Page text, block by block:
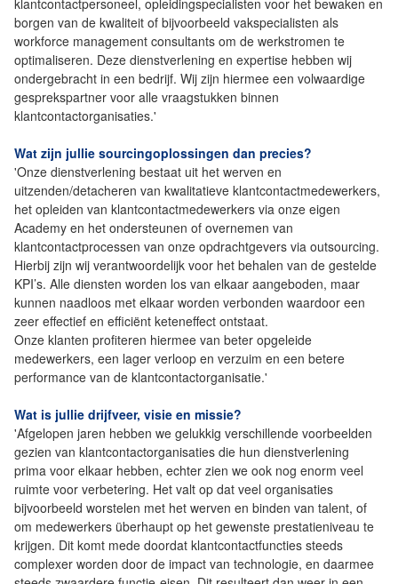
klantcontactpersoneel, opleidingspecialisten voor het bewaken en
borgen van de kwaliteit of bijvoorbeeld vakspecialisten als
workforce management consultants om de werkstromen te
optimaliseren. Deze dienstverlening en expertise hebben wij
ondergebracht in een bedrijf. Wij zijn hiermee een volwaardige
gesprekspartner voor alle vraagstukken binnen
klantcontactorganisaties.'
Wat zijn jullie sourcingoplossingen dan precies?
'Onze dienstverlening bestaat uit het werven en
uitzenden/detacheren van kwalitatieve klantcontactmedewerkers,
het opleiden van klantcontactmedewerkers via onze eigen
Academy en het ondersteunen of overnemen van
klantcontactprocessen van onze opdrachtgevers via outsourcing.
Hierbij zijn wij verantwoordelijk voor het behalen van de gestelde
KPI’s. Alle diensten worden los van elkaar aangeboden, maar
kunnen naadloos met elkaar worden verbonden waardoor een
zeer effectief en efficiënt keteneffect ontstaat.
Onze klanten profiteren hiermee van beter opgeleide
medewerkers, een lager verloop en verzuim en een betere
performance van de klantcontactorganisatie.'
Wat is jullie drijfveer, visie en missie?
'Afgelopen jaren hebben we gelukkig verschillende voorbeelden
gezien van klantcontactorganisaties die hun dienstverlening
prima voor elkaar hebben, echter zien we ook nog enorm veel
ruimte voor verbetering. Het valt op dat veel organisaties
bijvoorbeeld worstelen met het werven en binden van talent, of
om medewerkers überhaupt op het gewenste prestatieniveau te
krijgen. Dit komt mede doordat klantcontactfuncties steeds
complexer worden door de impact van technologie, en daarmee